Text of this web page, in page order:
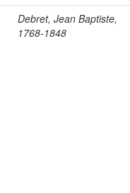
Debret, Jean Baptiste,
1768-1848